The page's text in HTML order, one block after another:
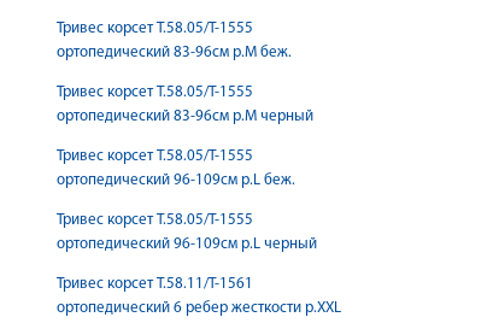
Тривес корсет Т.58.05/Т-1555
ортопедический 83-96см р.M беж.
Тривес корсет Т.58.05/Т-1555
ортопедический 83-96см р.M черный
Тривес корсет Т.58.05/Т-1555
ортопедический 96-109см р.L беж.
Тривес корсет Т.58.05/Т-1555
ортопедический 96-109см р.L черный
Тривес корсет Т.58.11/Т-1561
ортопедический 6 ребер жесткости р.XXL